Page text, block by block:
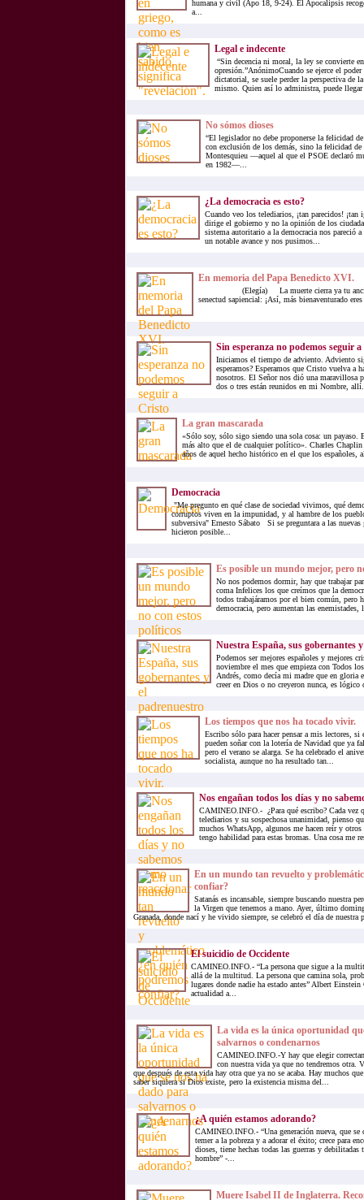
humana y civil (Apo 18, 9-24). El Apocalipsis
a...
Legal e indecente
“Sin decencia ni moral, la ley se convierte
opresión.”AnónimoCuando se ejerce el
dictatorial, se suele perder la perspectiva de
mismo. Quien así lo administra, puede
No sómos dioses
“El legislador no debe proponerse la felicidad
con exclusión de los demás, sino la felicidad de
Montesquieu —aquel al que el PSOE declaró
en 1982—...
¿La democracia es esto?
Cuando veo los telediarios, ¡tan parecidos! ¡tan
dirige el gobierno y no la opinión de los
sistema autoritario a la democracia nos pareció
un notable avance y nos pusimos...
En memoria del Papa Benedicto XVI.
(Elegía) La muerte cierra ya tu
senectud sapiencial: ¡Así, más bienaventurado
Sin esperanza no podemos seguir
Iniciamos el tiempo de adviento. Adviento
esperamos? Esperamos que Cristo vuelva a
nosotros. El Señor nos dió una maravillosa
dos o tres están reunidos en mi Nombre,
La gran mascarada
«Sólo soy, sólo sigo siendo una sola cosa: un payaso.
más alto que el de cualquier político». Charles
años de aquel hecho histórico en el que los españoles,
Democracia
"Me pregunto en qué clase de sociedad vivimos, qué
corruptos viven en la impunidad, y al hambre de los
subversiva" Ernesto Sábato Si se preguntara a las nuevas
hicieron posible...
Es posible un mundo mejor, pero
No nos podemos dormir, hay que trabajar
coma Infelices los que creímos que la
todos trabajáramos por el bien común, pero
democracia, pero aumentan las
Nuestra España, sus gobernantes
Podemos ser mejores españoles y mejores
noviembre el mes que empieza con Todos
Andrés, como decía mi madre que en gloria
creer en Dios o no creyeron nunca, es lógico
Los tiempos que nos ha tocado vivir.
Escribo sólo para hacer pensar a mis lectores, si
pueden soñar con la lotería de Navidad que ya
pero el verano se alarga. Se ha celebrado el
socialista, aunque no ha resultado tan...
Nos engañan todos los días y no
CAMINEO.INFO.- ¿Para qué escribo? Cada vez
telediarios y su sospechosa unanimidad, pienso
muchos WhatsApp, algunos me hacen reír y
tengo habilidad para estas bromas. Una cosa me
En un mundo tan revuelto y
confiar?
Satanás es incansable, siempre buscando nuestra
la Virgen que tenemos a mano. Ayer, último
Granada, donde nací y he vivido siempre, se celebró el día de nuestra
El suicidio de Occidente
CAMINEO.INFO.- “La persona que sigue a la
allá de la multitud. La persona que camina sola,
lugares donde nadie ha estado antes” Albert Einstein
actualidad a...
La vida es la única oportunidad
salvarnos o condenarnos
CAMINEO.INFO.-Y hay que elegir
con nuestra vida ya que no tendremos otra.
que después de esta vida hay otra que ya no se acaba. Hay muchos
saber siquiera si Dios existe, pero la existencia misma del...
¿A quién estamos adorando?
CAMINEO.INFO.- “Una generación nueva, que se
temer a la pobreza y a adorar el éxito; crece para
dioses, tiene hechas todas las guerras y debilitadas
hombre” -...
Muere Isabel II de Inglaterra.